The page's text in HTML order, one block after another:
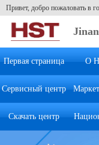
Привет, добро пожаловать в
Ltd.
Первая страница О
Сервисный центр
Скачать центр